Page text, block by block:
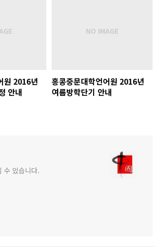
원 2016년
안내
홍콩중문대학언어원 2016년
여름방학단기 안내
있습니다.